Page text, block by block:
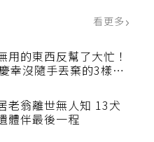
看更多
用的東西反幫了大忙！
幸沒隨手丟棄的3樣物
老翁離世無人知 13犬
體伴最後一程